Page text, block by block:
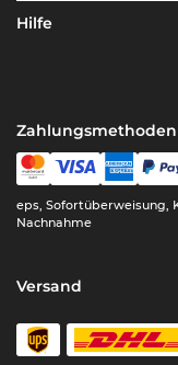
Hilfe
Zahlungsmethoden
eps, Sofortüberweisung,
Nachnahme
Versand